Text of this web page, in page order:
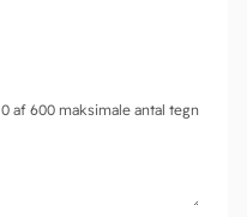
0 af 600 maksimale antal tegn